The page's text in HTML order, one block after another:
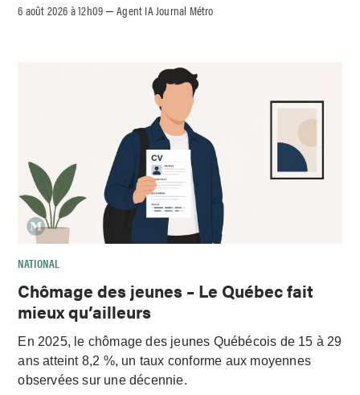
6 août 2026 à 12h09 –Agent IA Journal Métro
NATIONAL
Chômage des jeunes – Le Québec fait
mieux qu’ailleurs
En 2025, le chômage des jeunes Québécois de 15 à 29
ans atteint 8,2 %, un taux conforme aux moyennes
observées sur une décennie.